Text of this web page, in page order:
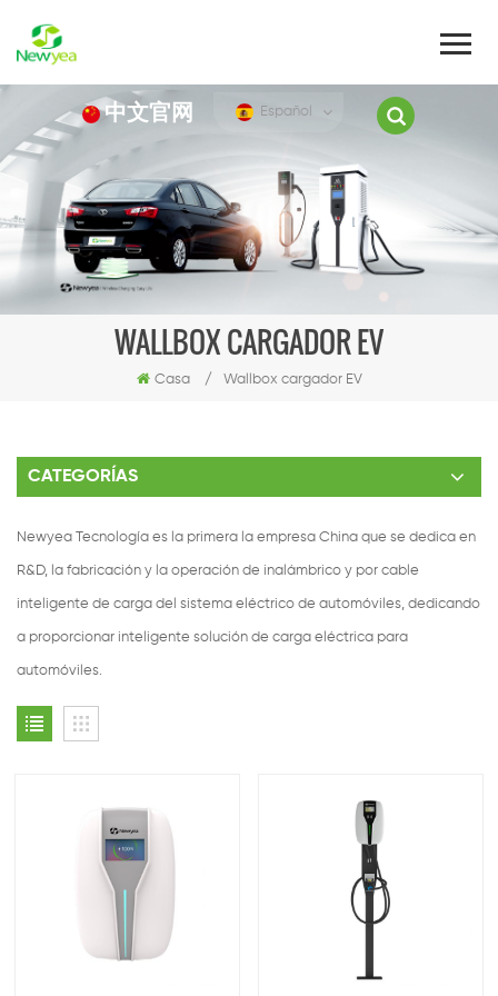
中文官网 Español
WALLBOX CARGADOR EV
Casa / Wallbox cargador EV
CATEGORÍAS
Newyea Tecnología es la primera la empresa China que se dedica en
R&D, la fabricación y la operación de inalámbrico y por cable
inteligente de carga del sistema eléctrico de automóviles, dedicando
a proporcionar inteligente solución de carga eléctrica para
automóviles.